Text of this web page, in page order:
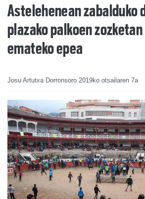
Astelehenean zabalduko
plazako palkoen
emateko epea
Josu Artutxa Dorronsoro 2019ko otsailaren 7a